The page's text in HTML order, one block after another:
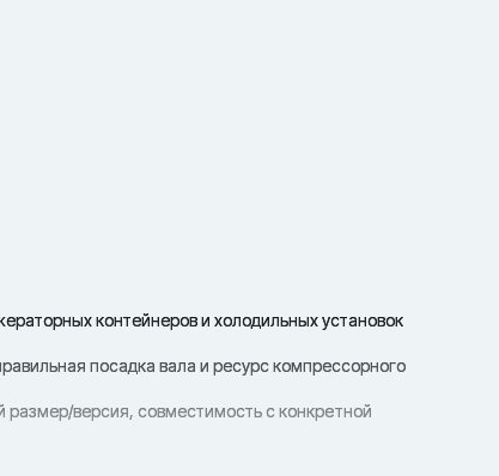
контейнеров и холодильных установок
посадка вала и ресурс компрессорного
версия, совместимость с конкретной